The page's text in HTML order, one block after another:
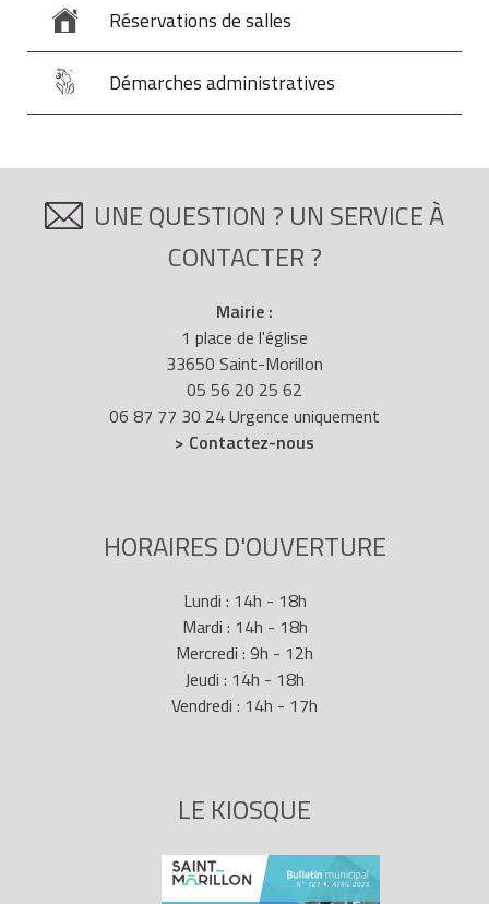
Réservations de salles
Démarches administratives
UNE QUESTION ? UN SERVICE À
CONTACTER ?
Mairie :
1 place de l'église
33650 Saint-Morillon
05 56 20 25 62
06 87 77 30 24 Urgence uniquement
> Contactez-nous
HORAIRES D'OUVERTURE
Lundi : 14h - 18h
Mardi : 14h - 18h
Mercredi : 9h - 12h
Jeudi : 14h - 18h
Vendredi : 14h - 17h
LE KIOSQUE